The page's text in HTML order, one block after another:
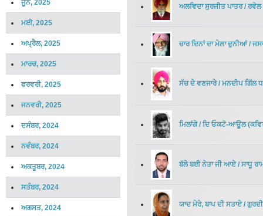
ਜੂਨ, 2025
ਮਈ, 2025
ਅਪ੍ਰੈਲ, 2025
ਮਾਰਚ, 2025
ਫਰਵਰੀ, 2025
ਜਨਵਰੀ, 2025
ਦਸੰਬਰ, 2024
ਨਵੰਬਰ, 2024
ਅਕਤੂਬਰ, 2024
ਸਤੰਬਰ, 2024
ਅਗਸਤ, 2024
ਅਲਵਿਦਾ ਸੁਰਜੀਤ ਪਾਤਰ/ ਰਵੇਲ
ਚਾਰ ਦਿਨਾਂ ਦਾ ਮੇਲਾ ਦੁਨੀਆਂ/
ਸੱਚ ਦੇ ਵਣਜਾਰੇ/ ਮਨਦੀਪ ਗਿੱਲ
ਮਿਲਾਂਗੇ/ ਦਿ ਓਕਟੋ-ਆਊਲ(
ਬੱਲੇ ਬਈ ਨੇਤਾ ਜੀ ਆਏ/ ਸਾਧੂ
ਯਾਦ ਮੇਰੇ, ਬਾਪ ਦੀ ਸਤਾਏ/